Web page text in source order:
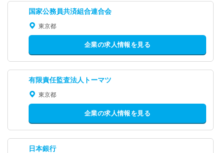
国家公務員共済組合連合会
東京都
企業の求人情報を見る
有限責任監査法人トーマツ
東京都
企業の求人情報を見る
日本銀行